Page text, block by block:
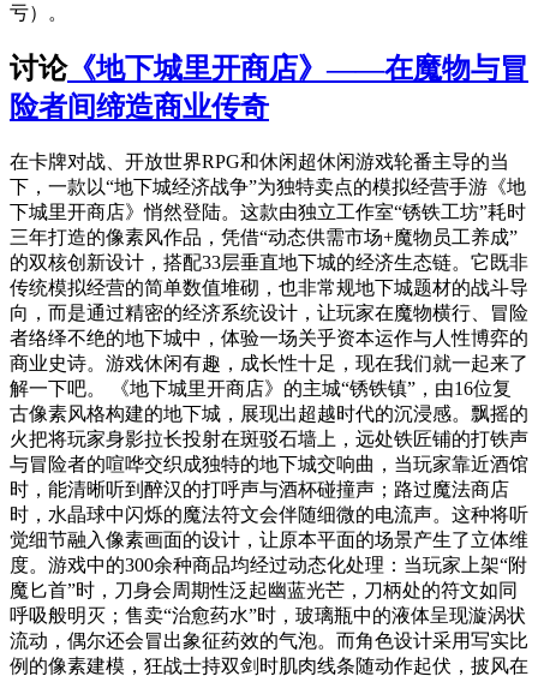
亏）。
讨论《地下城里开商店》——在魔物与冒
险者间缔造商业传奇
在卡牌对战、开放世界RPG和休闲超休闲游戏轮番主导的当
下，一款以“地下城经济战争”为独特卖点的模拟经营手游《地
下城里开商店》悄然登陆。这款由独立工作室“锈铁工坊”耗时
三年打造的像素风作品，凭借“动态供需市场+魔物员工养成”
的双核创新设计，搭配33层垂直地下城的经济生态链。它既非
传统模拟经营的简单数值堆砌，也非常规地下城题材的战斗导
向，而是通过精密的经济系统设计，让玩家在魔物横行、冒险
者络绎不绝的地下城中，体验一场关乎资本运作与人性博弈的
商业史诗。游戏休闲有趣，成长性十足，现在我们就一起来了
解一下吧。 《地下城里开商店》的主城“锈铁镇”，由16位复
古像素风格构建的地下城，展现出超越时代的沉浸感。飘摇的
火把将玩家身影拉长投射在斑驳石墙上，远处铁匠铺的打铁声
与冒险者的喧哗交织成独特的地下城交响曲，当玩家靠近酒馆
时，能清晰听到醉汉的打呼声与酒杯碰撞声；路过魔法商店
时，水晶球中闪烁的魔法符文会伴随细微的电流声。这种将听
觉细节融入像素画面的设计，让原本平面的场景产生了立体维
度。游戏中的300余种商品均经过动态化处理：当玩家上架“附
魔匕首”时，刀身会周期性泛起幽蓝光芒，刀柄处的符文如同
呼吸般明灭；售卖“治愈药水”时，玻璃瓶中的液体呈现漩涡状
流动，偶尔还会冒出象征药效的气泡。而角色设计采用写实比
例的像素建模，狂战士持双剑时肌肉线条随动作起伏，披风在